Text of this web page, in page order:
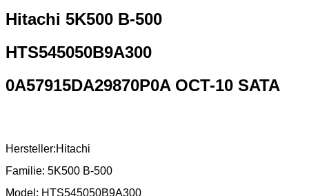
Hitachi 5K500 B-500
HTS545050B9A300
0A57915DA29870P0A OCT-10 SATA
Hersteller:Hitachi
Familie: 5K500 B-500
Model: HTS545050B9A300